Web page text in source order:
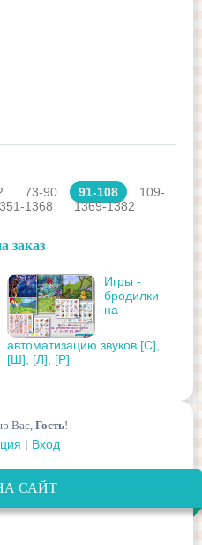
73-90 91-108
109-
1368 1369-1382
заказ
Игры -
бродилки
на
автоматизацию звуков [С],
[Ш], [Л], [Р]
Вас, Гость!
| Вход
САЙТ